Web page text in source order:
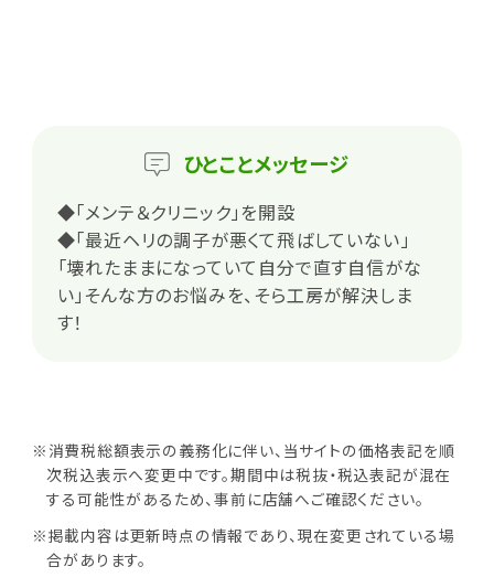
ひとことメッセージ
◆「メンテ＆クリニック」を開設
◆「最近ヘリの調子が悪くて飛ばしていない」
「壊れたままになっていて自分で直す自信がな
い」そんな方のお悩みを、そら工房が解決しま
す！
※消費税総額表示の義務化に伴い、当サイトの価格表記を順
次税込表示へ変更中です。期間中は税抜・税込表記が混在
する可能性があるため、事前に店舗へご確認ください。
※掲載内容は更新時点の情報であり、現在変更されている場
合があります。